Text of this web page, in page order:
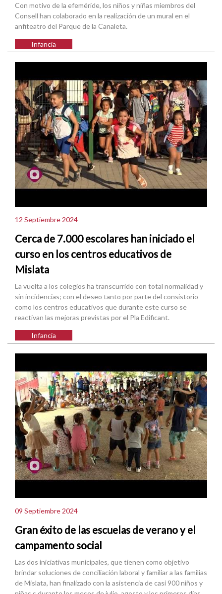
Con motivo de la efeméride, los niños y niñas miembros del
Consell han colaborado en la realización de un mural en el
anfiteatro del Parque de la Canaleta.
Infancia
12 Septiembre 2024
Cerca de 7.000 escolares han iniciado el
curso en los centros educativos de
Mislata
La vuelta a los colegios ha transcurrido con total normalidad y
sin incidencias; con el deseo tanto por parte del consistorio
como los centros educativos que durante este curso se
reactivan las mejoras previstas por el Pla Edificant.
Infancia
09 Septiembre 2024
Gran éxito de las escuelas de verano y el
campamento social
Las dos iniciativas municipales, que tienen como objetivo
brindar soluciones de conciliación laboral y familiar a las familias
de Mislata, han finalizado con la asistencia de casi 900 niños y